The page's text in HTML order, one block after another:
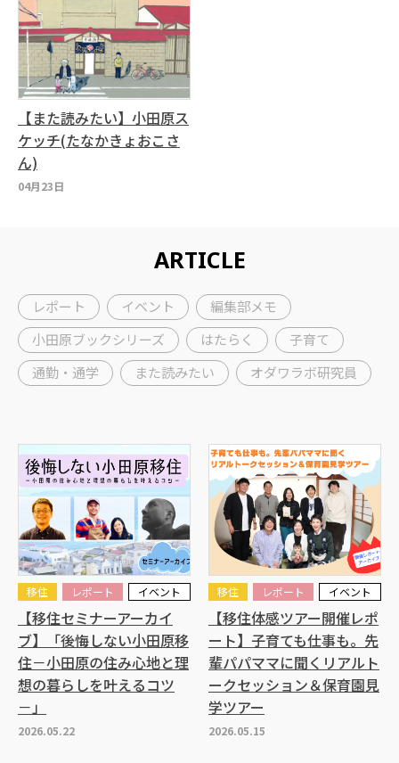
04月23日
【また読みたい】小田原ス
ケッチ(たなかきょおこさ
ん)
ARTICLE
レポート イベント
編集部メモ
小田原ブックシリーズ
はたらく
子育て
通勤・通学
また読みたい オダワラボ研究員
2026.05.22
移住 レポート イベント
【移住セミナーアーカイ
ブ】「後悔しない小田原移
住－小田原の住み心地と理
想の暮らしを叶えるコツ
－」
2026.05.15
移住 レポート イベント
【移住体感ツアー開催レポ
ート】子育ても仕事も。先
輩パパママに聞くリアルト
ークセッション＆保育園見
学ツアー